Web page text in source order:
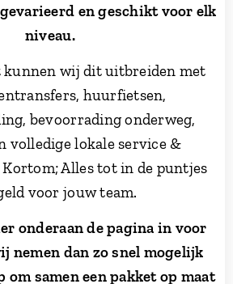
en geschikt voor elk
niveau.
kunnen wij dit uitbreiden met
huurfietsen,
bevoorrading onderweg,
volledige lokale service &
Alles tot in de puntjes
voor jouw team.
onderaan de pagina in voor
nemen dan zo snel mogelijk
om samen een pakket op maat